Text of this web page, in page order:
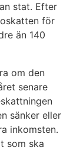
stat. Efter
för
än 140
om den
senare
sänker eller
inkomsten.
som ska